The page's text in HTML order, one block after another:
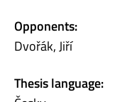
Opponents:
Dvořák, Jiří
Thesis language: